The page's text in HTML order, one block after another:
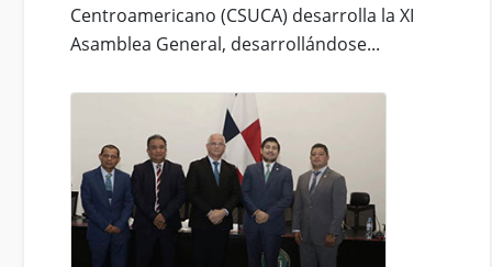
Centroamericano (CSUCA) desarrolla la XI
Asamblea General, desarrollándose...